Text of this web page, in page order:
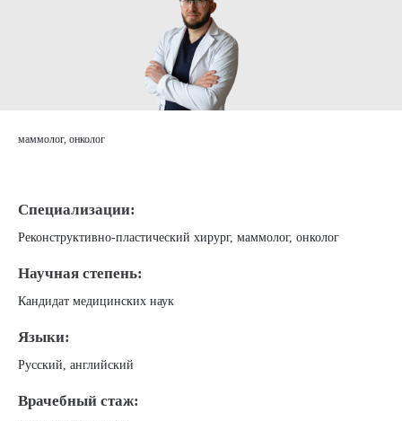
маммолог, онколог
Специализации:
Реконструктивно-пластический хирург, маммолог, онколог
Научная степень:
Кандидат медицинских наук
Языки:
Русский, английский
Врачебный стаж: